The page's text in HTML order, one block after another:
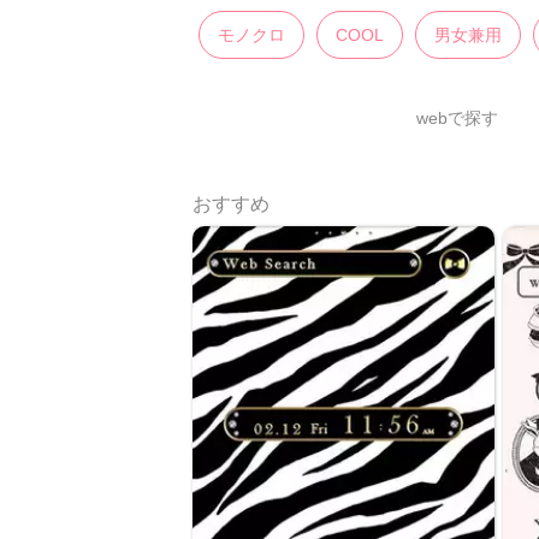
モノクロ COOL 男女兼用
webで探す
おすすめ